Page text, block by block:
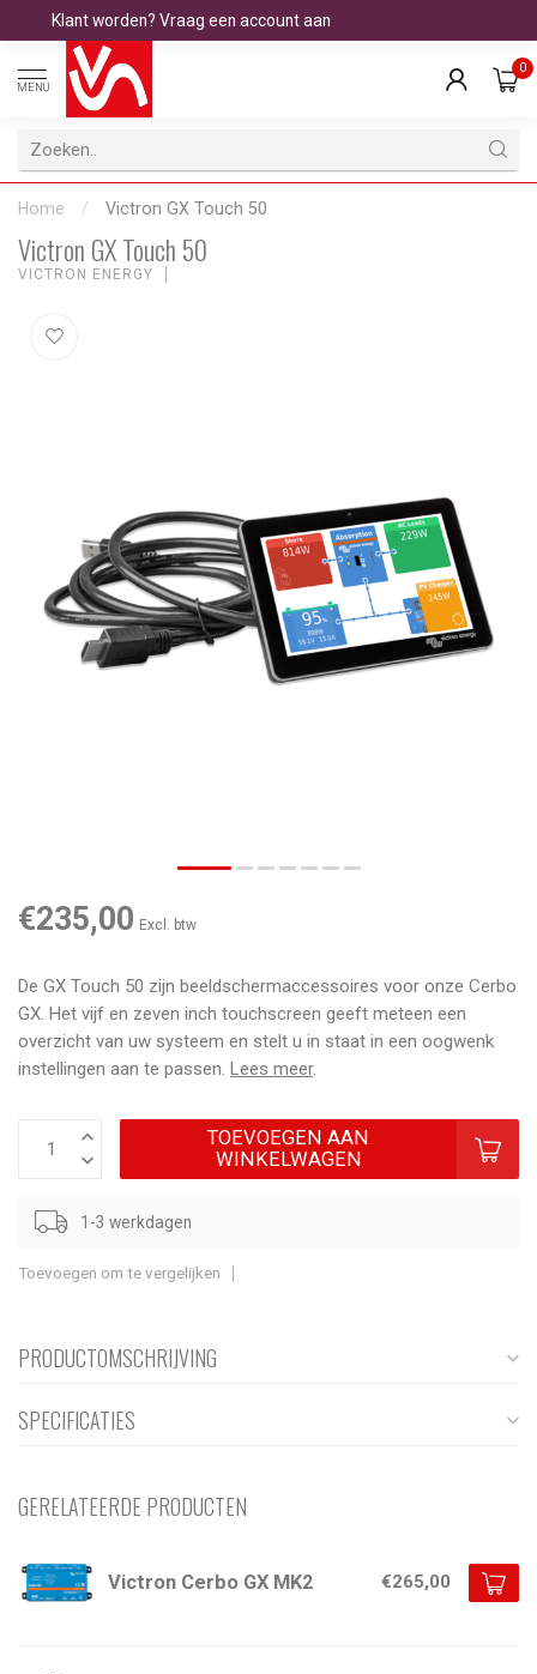
Klant worden? Vraag een account aan
MENU
0
Home / Victron GX Touch 50
Victron GX Touch 50
VICTRON ENERGY
€235,00 Excl. btw
De GX Touch 50 zijn beeldschermaccessoires voor onze Cerbo
GX. Het vijf en zeven inch touchscreen geeft meteen een
overzicht van uw systeem en stelt u in staat in een oogwenk
instellingen aan te passen. Lees meer.
TOEVOEGEN AAN
WINKELWAGEN
1-3 werkdagen
Toevoegen om te vergelijken
PRODUCTOMSCHRIJVING
SPECIFICATIES
GERELATEERDE PRODUCTEN
Victron Cerbo GX MK2 €265,00